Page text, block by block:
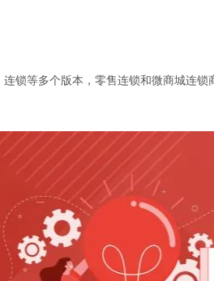
连锁等多个版本，零售连锁和微商城连